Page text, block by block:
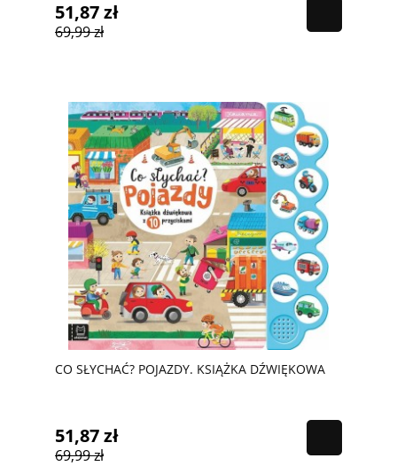
51,87 zł
69,99 zł
CO SŁYCHAĆ? POJAZDY. KSIĄŻKA DŹWIĘKOWA
51,87 zł
69,99 zł